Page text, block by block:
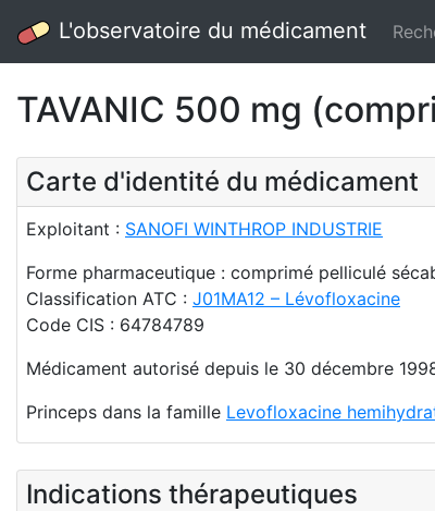
L'observatoire du médicament
TAVANIC 500 mg
Carte d'identité du médicament
Exploitant : SANOFI WINTHROP INDUSTRIE
Forme pharmaceutique : comprimé pelliculé
Classification ATC : J01MA12 – Lévofloxacine
Code CIS : 64784789
Médicament autorisé depuis le 30 décembre
Princeps dans la famille Levofloxacine
Indications thérapeutiques